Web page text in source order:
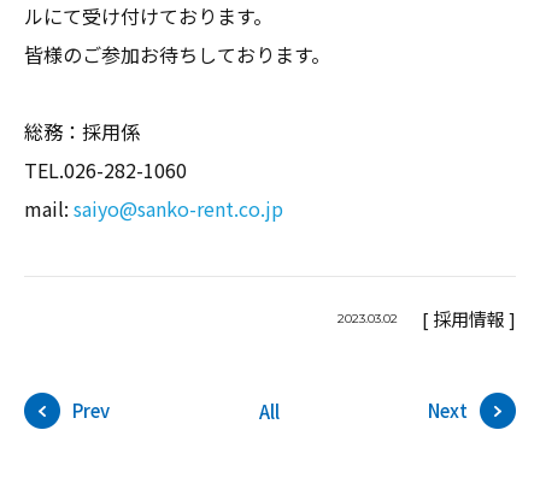
ルにて受け付けております。
皆様のご参加お待ちしております。
総務：採用係
TEL.026-282-1060
mail: saiyo@sanko-rent.co.jp
2023.03.02 [ 採用情報 ]
Prev All Next